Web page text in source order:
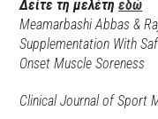
Δείτε τη μελέτη εδώ
Meamarbashi Abbas &
Supplementation With
Onset Muscle Soreness
Clinical Journal of Sport